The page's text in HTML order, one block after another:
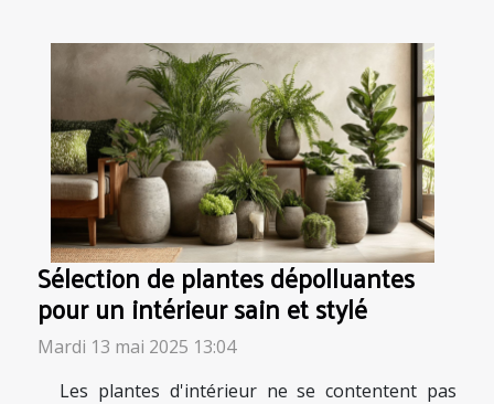
Sélection de plantes dépolluantes
pour un intérieur sain et stylé
Mardi 13 mai 2025 13:04
Les plantes d'intérieur ne se contentent pas